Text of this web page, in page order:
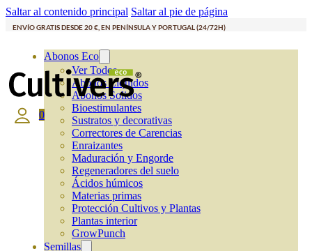
Saltar al contenido principal Saltar al pie de página
ENVÍO GRATIS DESDE 20 €, EN PENÍNSULA Y PORTUGAL (24/72H)
Abonos Eco
Ver Todos
Abonos Líquidos
Abonos Solidos
Bioestimulantes
Sustratos y decorativas
Correctores de Carencias
Enraizantes
Maduración y Engorde
Regeneradores del suelo
Ácidos húmicos
Materias primas
Protección Cultivos y Plantas
Plantas interior
GrowPunch
Semillas
0